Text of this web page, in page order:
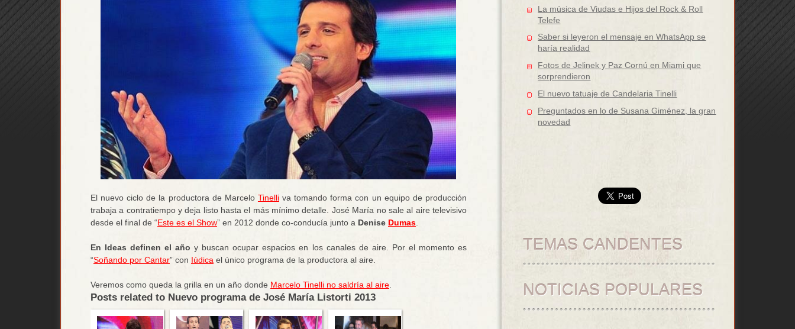
El nuevo ciclo de la productora de Marcelo Tinelliva tomando forma con un equipo de producción
trabaja a contratiempo y deja listo hasta el más mínimo detalle. José María no sale al aire televisivo
desde el final de “Este es el Show” en 2012 donde co-conducía junto a Denise Dumas
En Ideas definen el año y buscan ocupar espacios en los canales de aire. Por el momento es
“Soñando por Cantar” con Iúdica el único programa de la productora al aire.
Veremos como queda la grilla en un año donde Marcelo Tinelli no saldría al aire
Posts related to Nuevo programa de José María Listorti 2013
La música de Viudas e Hijos del Rock & Roll
Telefe
Saber si leyeron el mensaje en WhatsApp se
haría realidad
Fotos de Jelinek y Paz Cornú en Miami que
sorprendieron
El nuevo tatuaje de Candelaria Tinelli
Preguntados en lo de Susana Giménez, la gran
novedad
TEMAS CANDENTES
NOTICIAS POPULARES